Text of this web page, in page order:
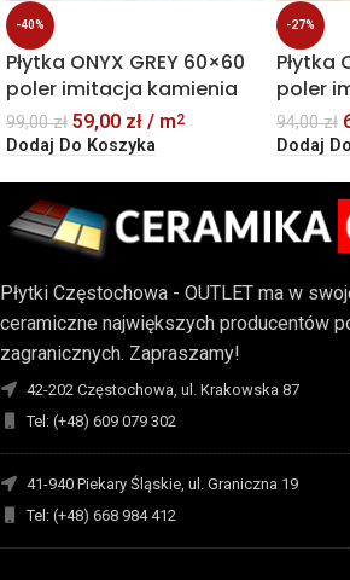
-40%
Płytka ONYX GREY 60×60
poler imitacja kamienia
99,00zł 59,00 zł / m2
Dodaj Do Koszyka
-27%
Płytka
poler
94,00zł
Dodaj
Płytki Częstochowa - OUTLET ma w
ceramiczne największych producentów
zagranicznych. Zapraszamy!
42-202 Częstochowa, ul. Krakowska 87
Tel: (+48) 609 079 302
-------------------------------------------------------------------------
41-940 Piekary Śląskie, ul. Graniczna 19
Tel: (+48) 668 984 412
-------------------------------------------------------------------------